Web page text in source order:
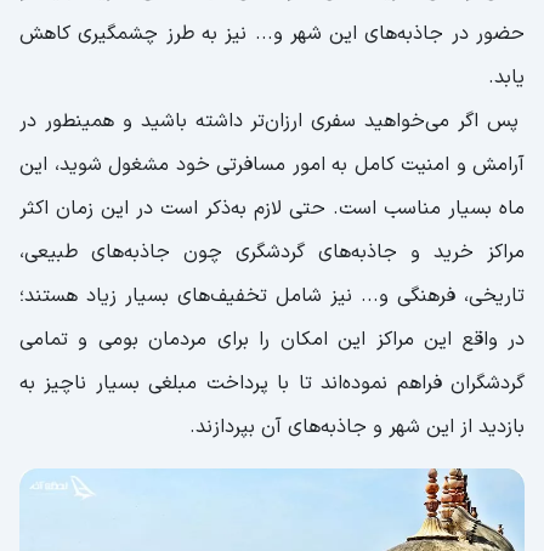
حضور در جاذبه‌های این شهر و... نیز به طرز چشمگیری کاهش
یابد.
پس اگر می‌خواهید سفری ارزان‌تر داشته باشید و همینطور در
آرامش و امنیت کامل به امور مسافرتی خود مشغول شوید، این
ماه بسیار مناسب است. حتی لازم به‌ذکر است در این زمان اکثر
مراکز خرید و جاذبه‌های گردشگری چون جاذبه‌های طبیعی،
تاریخی، فرهنگی و... نیز شامل تخفیف‌های بسیار زیاد هستند؛
در واقع این مراکز این امکان را برای مردمان بومی و تمامی
گردشگران فراهم نموده‌اند تا با پرداخت مبلغی بسیار ناچیز به
بازدید از این شهر و جاذبه‌های آن بپردازند.